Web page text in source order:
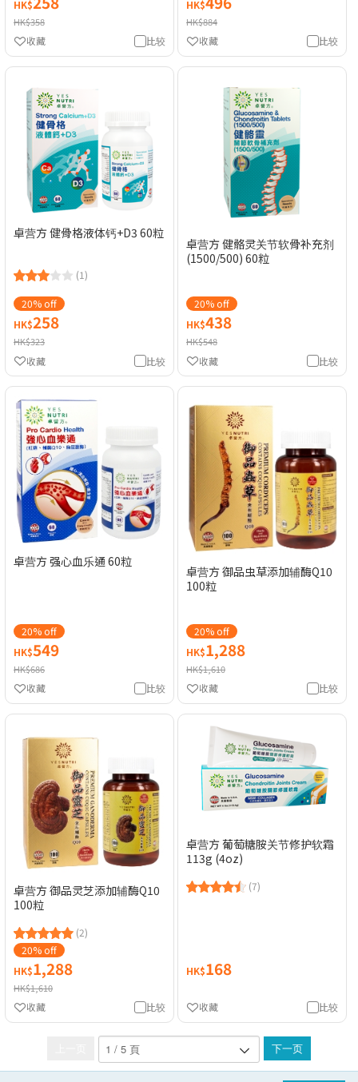
HK$
HK$358
比较
收藏
HK$
HK$884
比较
收藏
卓营方 健骨格液体钙+D3 60粒
(1)
20% off
HK$258
HK$323
比较
收藏
卓营方 健骼灵关节软骨补充剂
(1500/500) 60粒
20% off
HK$438
HK$548
比较
收藏
卓营方 强心血乐通 60粒
20% off
HK$549
HK$686
比较
收藏
卓营方 御品虫草添加辅酶Q10
100粒
20% off
HK$1,288
HK$1,610
比较
收藏
卓营方 御品灵芝添加辅酶Q10
100粒
(2)
20% off
HK$1,288
HK$1,610
比较
收藏
卓营方 葡萄糖胺关节修护软霜
113g (4oz)
(7)
HK$168
比较
收藏
下一页